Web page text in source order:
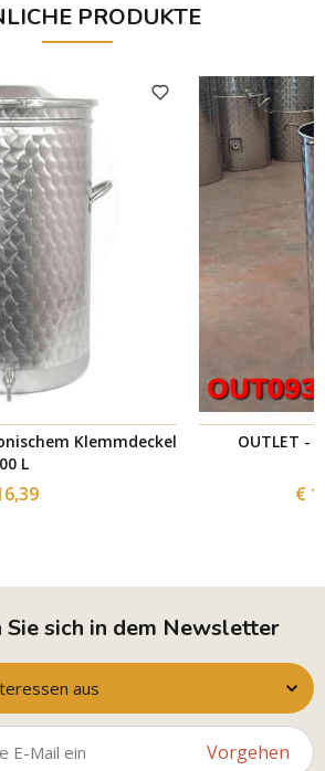
PRODUKTE
Klemmdeckel
L
OUTLET -
€
Sie sich in dem Newsletter
aus
Vorgehen